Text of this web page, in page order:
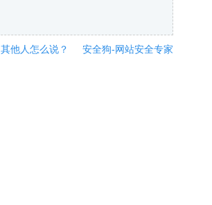
其他人怎么说？ 安全狗-网站安全专家